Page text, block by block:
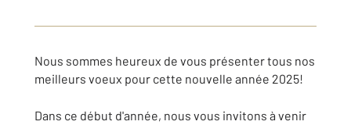
Nous sommes heureux de vous présenter tous nos
meilleurs voeux pour cette nouvelle année 2025!
Dans ce début d'année, nous vous invitons à venir